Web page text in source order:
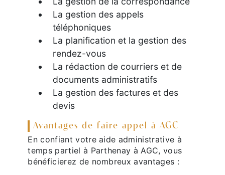
La gestion des appels
téléphoniques
La planification et la gestion des
rendez-vous
La rédaction de courriers et de
documents administratifs
La gestion des factures et des
devis
Avantages de faire appel à AGC
En confiant votre aide administrative à
temps partiel à Parthenay à AGC, vous
bénéficierez de nombreux avantages :